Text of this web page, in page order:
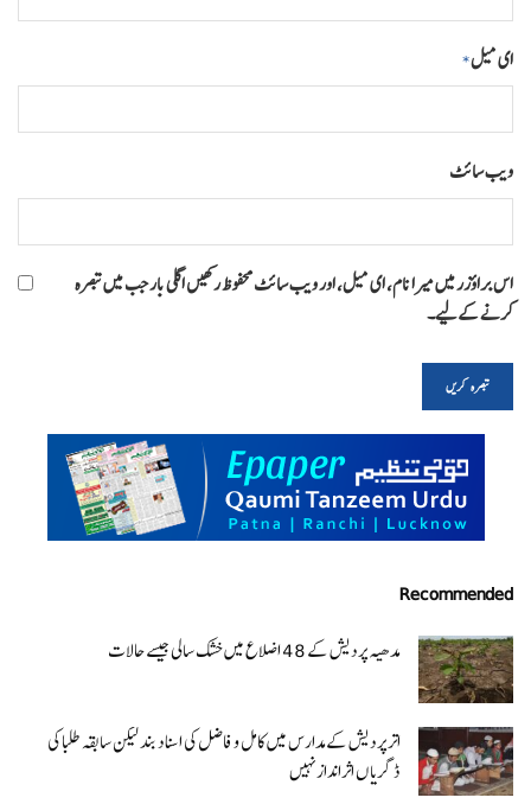
ای میل*
ویب‌ سائٹ
اس براؤزر میں میرا نام، ای میل، اور ویب سائٹ محفوظ رکھیں اگلی بار جب میں تبصرہ
کرنے کےلیے۔
Recommended
مدھیہ پردیش کے 48 اضلاع میں خشک سالی جیسے حالات
اتر پردیش کےمدارس میں کامل و فاضل کی اسناد بند لیکن سابقہ طلبا کی
ڈگریا ں اثرانداز نہیں